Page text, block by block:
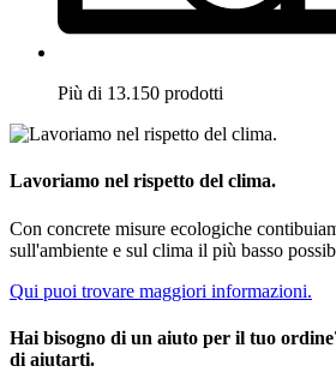
Più di 13.150 prodotti
Lavoriamo nel rispetto del clima.
Con concrete misure ecologiche
sull'ambiente e sul clima il più basso
Qui puoi trovare maggiori informazioni.
Hai bisogno di un aiuto per il tuo
di aiutarti.